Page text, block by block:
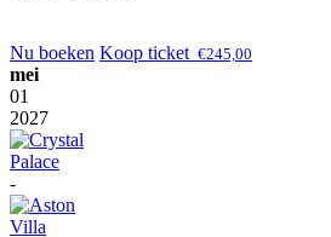
Nu boeken Koop ticket €245,00
mei
01
2027
-